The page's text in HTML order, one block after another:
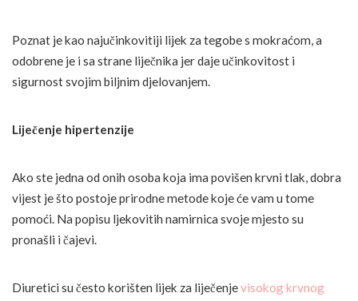
Poznat je kao najučinkovitiji lijek za tegobe s mokraćom, a
odobrene je i sa strane liječnika jer daje učinkovitost i
sigurnost svojim biljnim djelovanjem.
Liječenje hipertenzije
Ako ste jedna od onih osoba koja ima povišen krvni tlak, dobra
vijest je što postoje prirodne metode koje će vam u tome
pomoći. Na popisu ljekovitih namirnica svoje mjesto su
pronašli i čajevi.
Diuretici su često korišten lijek za liječenjevisokog krvnog